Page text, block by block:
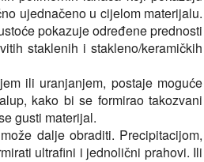
ujednačeno u cijelom materijalu.
pokazuje određene prednosti
staklenih i stakleno/keramičkih
ili uranjanjem, postaje moguće
kako bi se formirao takozvani
gusti materijal.
dalje obraditi. Precipitacijom,
ultrafini i jednolični prahovi. Ili